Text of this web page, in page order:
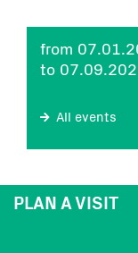
from
to
All events
PLAN A VISIT